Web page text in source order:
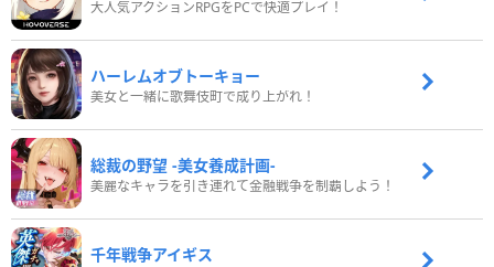
大人気アクションRPGをPCで快適プレイ！
ハーレムオブトーキョー
美女と一緒に歌舞伎町で成り上がれ！
総裁の野望 -美女養成計画-
美麗なキャラを引き連れて金融戦争を制覇しよう！
千年戦争アイギス